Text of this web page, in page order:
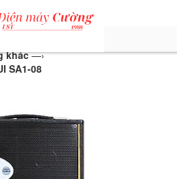
khác—›
SA1-08